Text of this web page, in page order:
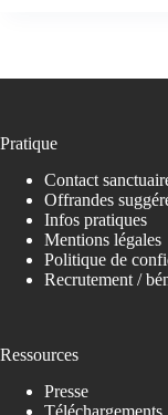
Pratique
Contact
Offrandes
Infos pratiques
Mentions légales
Politique de
Recrutement /
Ressources
Presse
Téléchargements